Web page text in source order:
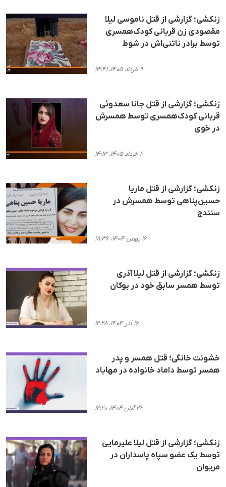
زنکشی؛ گزارشی از قتل ناموسی لیلا
مقصودی زن قربانی کودک‌همسری
توسط برادر ناتنی‌اش در شوط
۹ خرداد ۱۴۰۵، ۱۳:۴۱
زنکشی؛ گزارشی از قتل جانا سعدوئی
قربانی کودک‌همسری توسط همسرش
در خوی
۲ خرداد ۱۴۰۵، ۱۴:۱۳
زنکشی؛ گزارشی از قتل ماریا
حسین‌پناهی توسط همسرش در
سنندج
۱۶ بهمن ۱۴۰۴، ۱۸:۳۶
زنکشی؛ گزارشی از قتل لیلا آذری
توسط همسر سابق خود در بوکان
۱۶ آذر ۱۴۰۴، ۱۲:۲۸
خشونت خانگی؛ قتل همسر و پدر
همسر توسط داماد خانوادە در مهاباد
۲۶ آبان ۱۴۰۴، ۱۲:۲۰
زنکشی؛ گزارشی از قتل لیلا علیرمایی
توسط یک عضو سپاه پاسداران در
مریوان